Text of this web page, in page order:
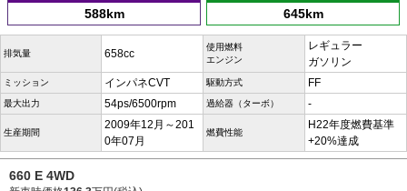
588km 645km
排気量 658cc
使用燃料
エンジン
レギュラー
ガソリン
ミッション インパネCVT 駆動方式 FF
最大出力 54ps/6500rpm 過給器（ターボ） -
生産期間
2009年12月～201
0年07月
燃費性能
H22年度燃費基準
+20%達成
660 E 4WD